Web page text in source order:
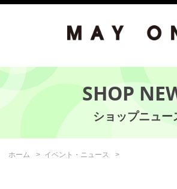
SHOP
ホーム イベント・ニュース